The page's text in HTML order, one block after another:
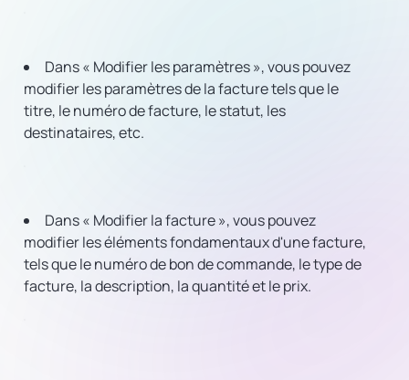
Dans « Modifier les paramètres », vous pouvez
modifier les paramètres de la facture tels que le
titre, le numéro de facture, le statut, les
destinataires, etc.
Dans « Modifier la facture », vous pouvez
modifier les éléments fondamentaux d'une facture,
tels que le numéro de bon de commande, le type de
facture, la description, la quantité et le prix.